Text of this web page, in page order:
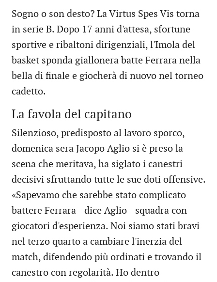
Sogno o son desto? La Virtus Spes Vis torna
in serie B. Dopo 17 anni d'attesa, sfortune
sportive e ribaltoni dirigenziali, l'Imola del
basket sponda giallonera batte Ferrara nella
bella di finale e giocherà di nuovo nel torneo
cadetto.
La favola del capitano
Silenzioso, predisposto al lavoro sporco,
domenica sera Jacopo Aglio si è preso la
scena che meritava, ha siglato i canestri
decisivi sfruttando tutte le sue doti offensive.
«Sapevamo che sarebbe stato complicato
battere Ferrara - dice Aglio - squadra con
giocatori d'esperienza. Noi siamo stati bravi
nel terzo quarto a cambiare l'inerzia del
match, difendendo più ordinati e trovando il
canestro con regolarità. Ho dentro